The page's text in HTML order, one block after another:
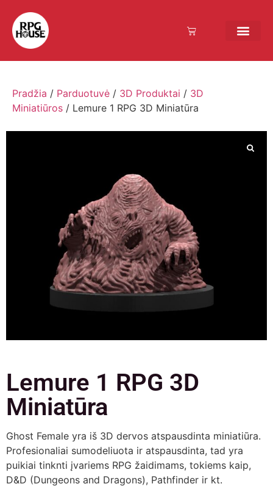
Pradžia / Parduotuvė / 3D Produktai / 3D
Miniatiūros / Lemure 1 RPG 3D Miniatūra
Lemure 1 RPG 3D
Miniatūra
Ghost Female yra iš 3D dervos atspausdinta miniatiūra.
Profesionaliai sumodeliuota ir atspausdinta, tad yra
puikiai tinknti įvariems RPG žaidimams, tokiems kaip,
D&D (Dungeons and Dragons), Pathfinder ir kt.